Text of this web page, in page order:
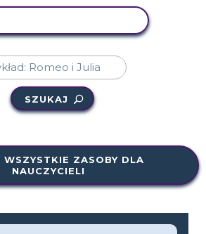
SZUKAJ
WSZYSTKIE ZASOBY DLA
NAUCZYCIELI